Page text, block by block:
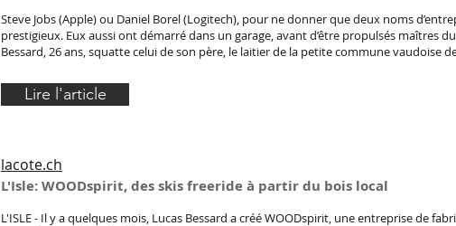
Steve Jobs (Apple) ou Daniel Borel (Logitech), pour ne donner que deux noms
prestigieux. Eux aussi ont démarré dans un garage, avant d’être propulsés maîtres
Bessard, 26 ans, squatte celui de son père, le laitier de la petite commune vaudoise de
Lire l'article
lacote.ch
L'Isle: WOODspirit, des skis freeride à partir du bois local
L'ISLE - Il y a quelques mois, Lucas Bessard a créé WOODspirit, une entreprise de